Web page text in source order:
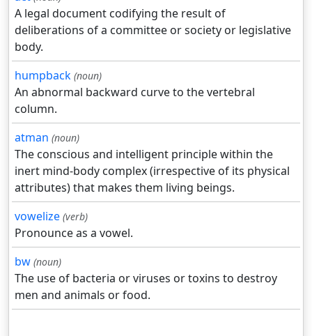
A legal document codifying the result of
deliberations of a committee or society or legislative
body.
humpback (noun)
An abnormal backward curve to the vertebral
column.
atman (noun)
The conscious and intelligent principle within the
inert mind-body complex (irrespective of its physical
attributes) that makes them living beings.
vowelize (verb)
Pronounce as a vowel.
bw (noun)
The use of bacteria or viruses or toxins to destroy
men and animals or food.